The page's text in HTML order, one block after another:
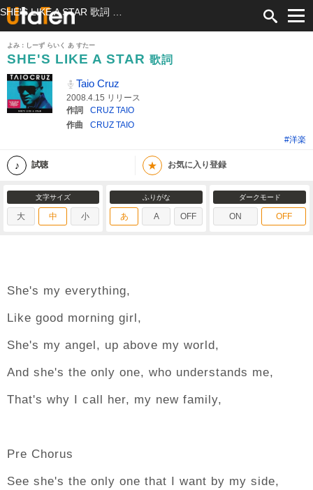
よみ：しーず らいく あ すたー
SHE'S LIKE A STAR 歌詞
Taio Cruz
2008.4.15 リリース
作詞
CRUZ TAIO
作曲
CRUZ TAIO
#洋楽
試聴 ★ お気に入り登録
文字サイズ
大 中 小
ふりがな
あ A OFF
ダークモード
ON OFF
She's my everything,
Like good morning girl,
She's my angel, up above my world,
And she's the only one, who understands me,
That's why I call her, my new family,
Pre Chorus
See she's the only one that I want by my side,